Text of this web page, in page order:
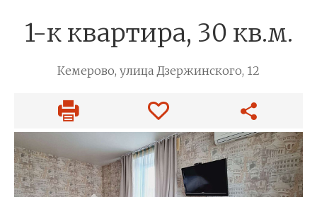
1-к квартира, 30 кв.м.
Кемерово, улица Дзержинского, 12